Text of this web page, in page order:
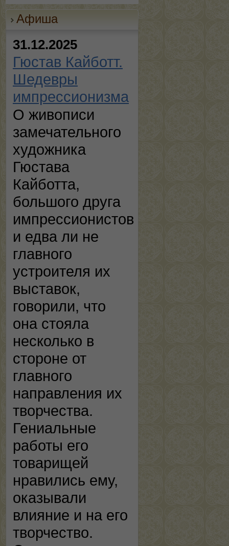
Афиша
31.12.2025
Гюстав Кайботт.
Шедевры
импрессионизма
О живописи
замечательного
художника
Гюстава
Кайботта,
большого друга
импрессионистов
и едва ли не
главного
устроителя их
выставок,
говорили, что
она стояла
несколько в
стороне от
главного
направления их
творчества.
Гениальные
работы его
товарищей
нравились ему,
оказывали
влияние и на его
творчество.